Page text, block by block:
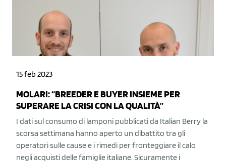
15 feb 2023
MOLARI: “BREEDER E BUYER INSIEME PER
SUPERARE LA CRISI CON LA QUALITÀ”
I dati sul consumo di lamponi pubblicati da Italian Berry la
scorsa settimana hanno aperto un dibattito tra gli
operatori sulle cause e i rimedi per fronteggiare il calo
negli acquisti delle famiglie italiane. Sicuramente i